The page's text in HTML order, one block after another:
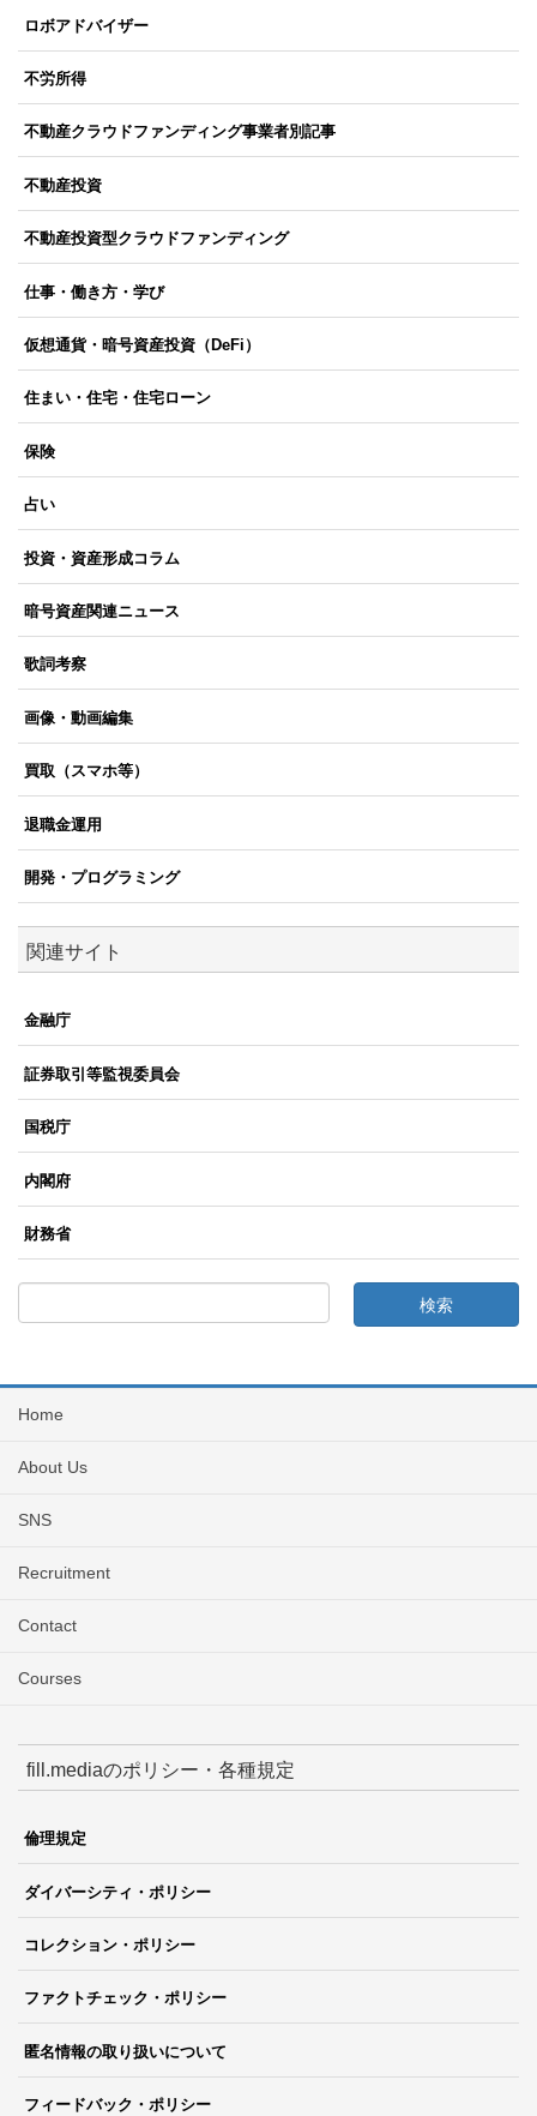
ロボアドバイザー
不労所得
不動産クラウドファンディング事業者別記事
不動産投資
不動産投資型クラウドファンディング
仕事・働き方・学び
仮想通貨・暗号資産投資（DeFi）
住まい・住宅・住宅ローン
保険
占い
投資・資産形成コラム
暗号資産関連ニュース
歌詞考察
画像・動画編集
買取（スマホ等）
退職金運用
開発・プログラミング
関連サイト
金融庁
証券取引等監視委員会
国税庁
内閣府
財務省
Home
About Us
SNS
Recruitment
Contact
Courses
fill.mediaのポリシー・各種規定
倫理規定
ダイバーシティ・ポリシー
コレクション・ポリシー
ファクトチェック・ポリシー
匿名情報の取り扱いについて
フィードバック・ポリシー